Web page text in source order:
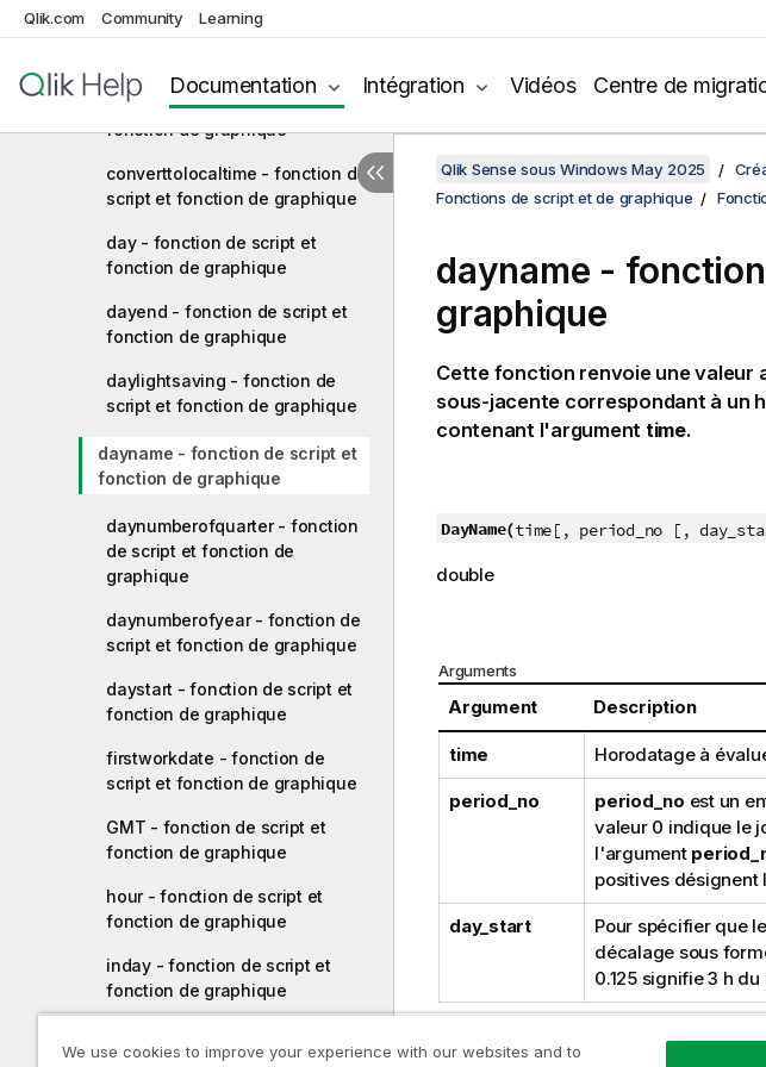
Qlik.com Community Learning
Documentation Intégration Vidéos Centre de
addyears - fonction de script et
age - fonction de script et
fonction de graphique
converttolocaltime - fonction de
script et fonction de graphique
day - fonction de script et
fonction de graphique
dayend - fonction de script et
fonction de graphique
daylightsaving - fonction de
script et fonction de graphique
dayname - fonction de script et
fonction de graphique
daynumberofquarter - fonction
de script et fonction de
graphique
daynumberofyear - fonction de
script et fonction de graphique
daystart - fonction de script et
fonction de graphique
firstworkdate - fonction de
script et fonction de graphique
GMT - fonction de script et
fonction de graphique
hour - fonction de script et
fonction de graphique
inday - fonction de script et
fonction de graphique
et fonction de graphique
Qlik Sense sous Windows May 2025
Fonctions de script et de graphique
dayname -
graphique
Cette fonction renvoie une valeur
sous-jacente correspondant à un
contenant l'argument time.
DayName(time[, period_no [,
double
Arguments
Argument Description
time Horodatage à
period_no period_no est un
valeur 0 indique le
l'argument
positives désignent
day_start
Pour spécifier que
décalage sous
0.125 signifie 3 h du
We use cookies to improve your experience with our websites and to